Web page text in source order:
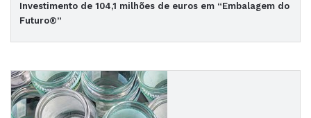
Investimento de 104,1 milhões de euros em “Embalagem do
Futuro®”